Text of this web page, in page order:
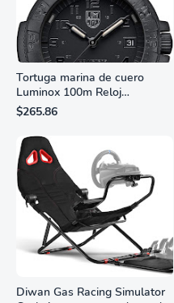
Tortuga marina de cuero
Luminox 100m Reloj
analógico de cuarzo
resistente al agua
$265.86
Diwan Gas Racing Simulator